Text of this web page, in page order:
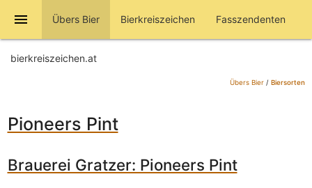
menu Übers Bier Bierkreiszeichen Fasszendenten
bierkreiszeichen.at
Übers Bier/ Biersorten
Pioneers Pint
Brauerei Gratzer: Pioneers Pint